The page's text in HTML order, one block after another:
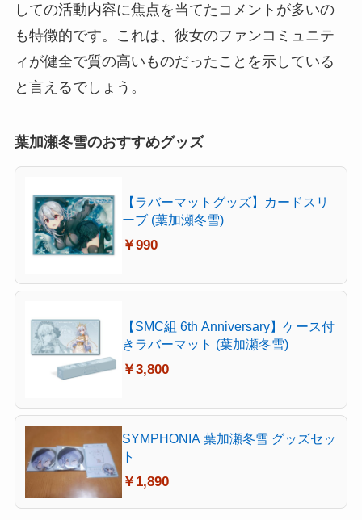
しての活動内容に焦点を当てたコメントが多いの
も特徴的です。これは、彼女のファンコミュニテ
ィが健全で質の高いものだったことを示している
と言えるでしょう。
葉加瀬冬雪のおすすめグッズ
【ラバーマットグッズ】カードスリ
ーブ (葉加瀬冬雪)
￥990
【SMC組 6th Anniversary】ケース付
きラバーマット (葉加瀬冬雪)
￥3,800
SYMPHONIA 葉加瀬冬雪 グッズセッ
ト
￥1,890